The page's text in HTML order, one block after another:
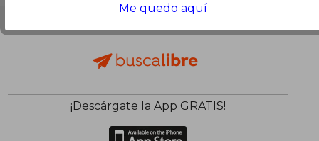
¡Descárgate la App GRATIS!
Me quedo aquí